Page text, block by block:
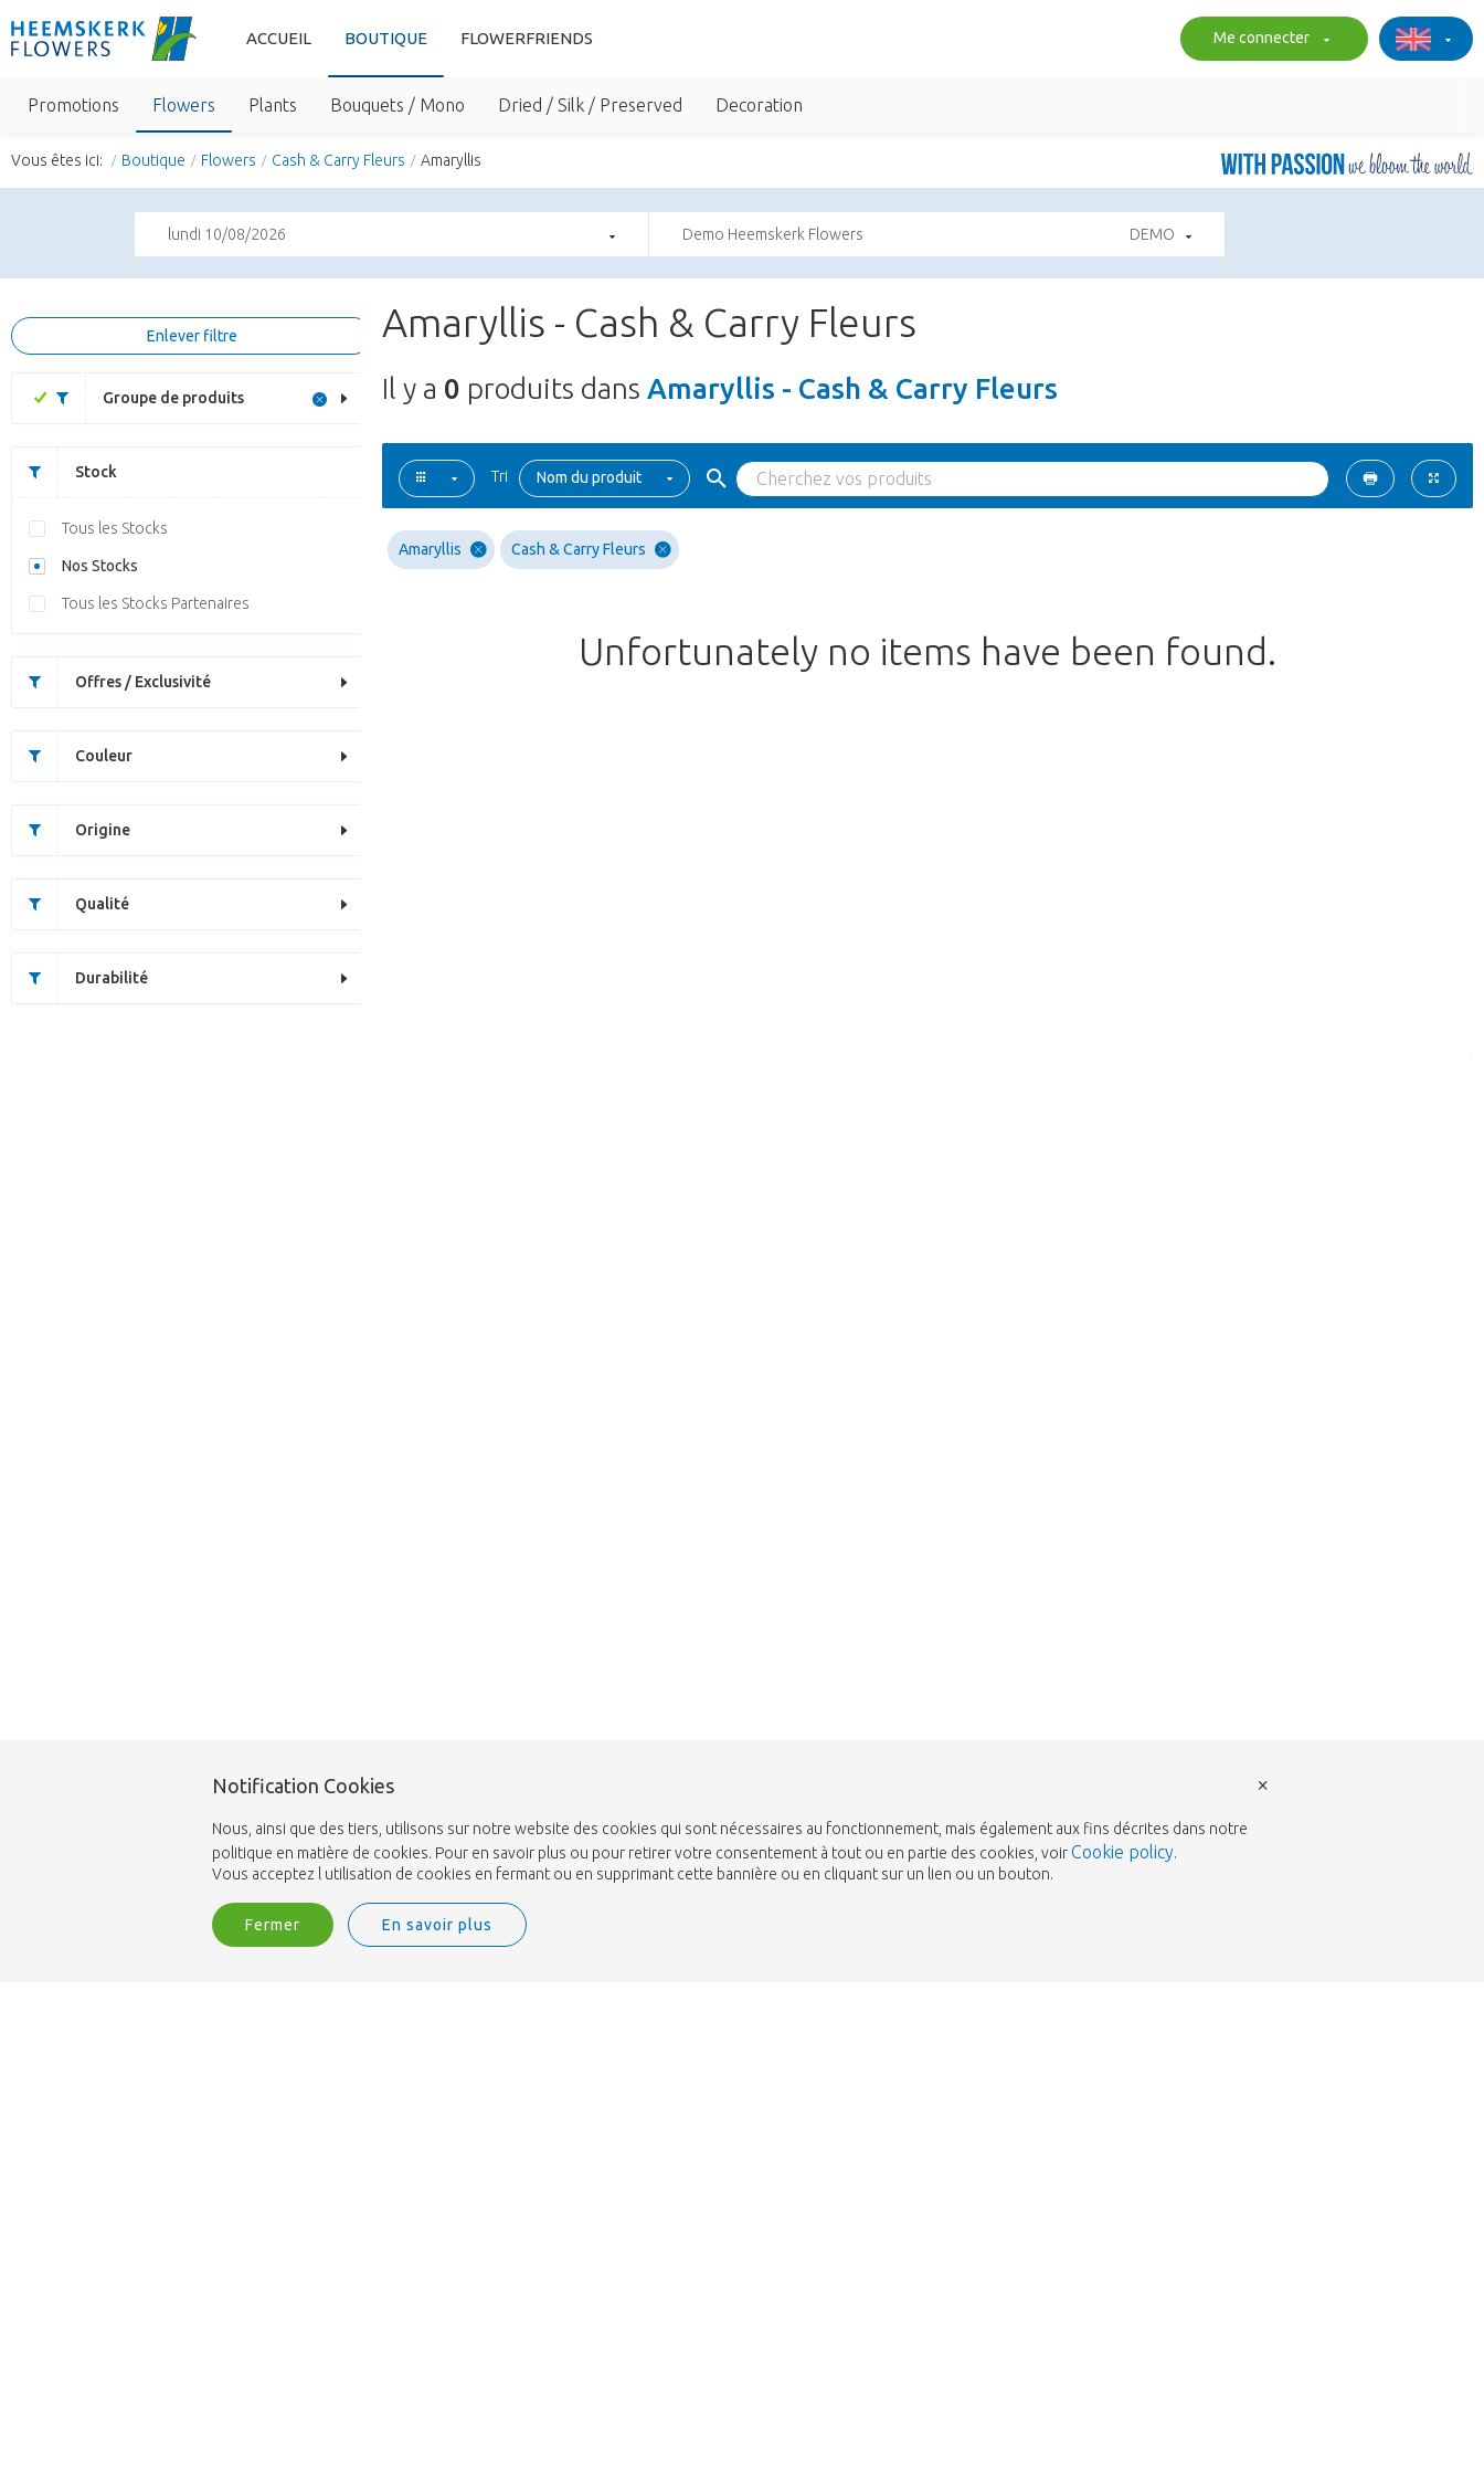
ACCUEIL BOUTIQUE FLOWERFRIENDS Me connecter
Promotions Flowers Plants Bouquets / Mono Dried / Silk / Preserved Decoration
Vous êtes ici: Boutique Flowers Cash & Carry Fleurs Amaryllis
lundi 10/08/2026 Demo Heemskerk Flowers DEMO
Enlever filtre
Groupe de produits
Stock
Tous les Stocks
Nos Stocks
Tous les Stocks Partenaires
Offres / Exclusivité
Couleur
Origine
Qualité
Durabilité
Amaryllis - Cash & Carry Fleurs
Il y a 0 produits dans Amaryllis - Cash & Carry Fleurs
Tri Nom du produit
Amaryllis Cash & Carry Fleurs
Unfortunately no items have been found.
Notification Cookies
Nous, ainsi que des tiers, utilisons sur notre website des cookies qui sont nécessaires au fonctionnement, mais également aux fins décrites dans notre
politique en matière de cookies. Pour en savoir plus ou pour retirer votre consentement à tout ou en partie des cookies, voirCookie policy.
Vous acceptez l utilisation de cookies en fermant ou en supprimant cette bannière ou en cliquant sur un lien ou un bouton.
Fermer En savoir plus
×